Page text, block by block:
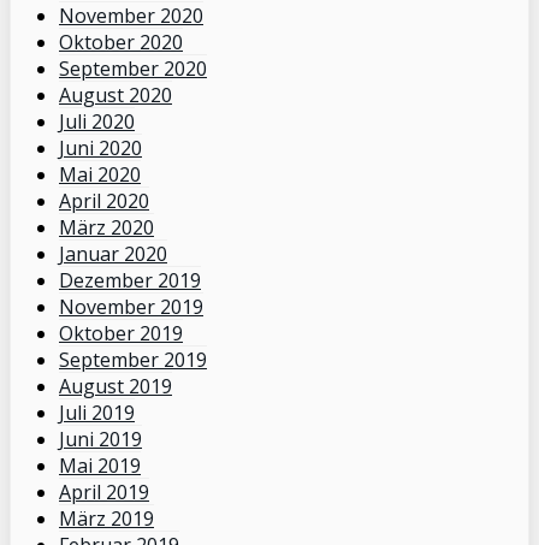
November 2020
Oktober 2020
September 2020
August 2020
Juli 2020
Juni 2020
Mai 2020
April 2020
März 2020
Januar 2020
Dezember 2019
November 2019
Oktober 2019
September 2019
August 2019
Juli 2019
Juni 2019
Mai 2019
April 2019
März 2019